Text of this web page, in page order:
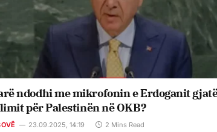
ndodhi me mikrofonin e Erdoganit
për Palestinën në OKB?
23.09.2025, 14:19 2 Mins Read